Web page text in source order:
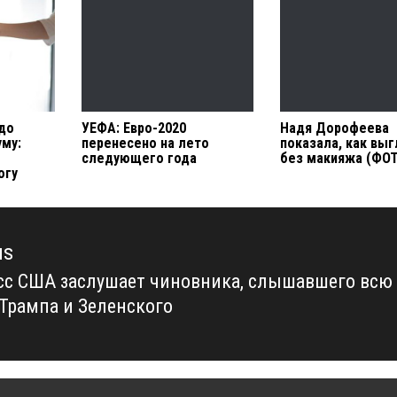
УЕФА: Евро-2020
перенесено на лето
следующего года
Надя Дорофеева
показала, как
без макияжа
США заслушает чиновника, слышавшего всю
и Зеленского